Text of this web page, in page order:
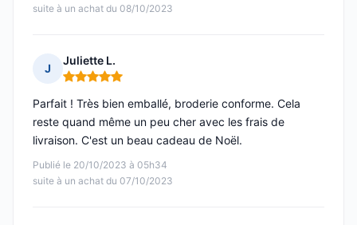
suite à un achat du 08/10/2023
J
Juliette L.
Note : 5 sur 5
Publié le 20/10/2023 à 05h34
suite à un achat du 07/10/2023
Parfait ! Très bien emballé, broderie conforme. Cela
reste quand même un peu cher avec les frais de
livraison. C'est un beau cadeau de Noël.